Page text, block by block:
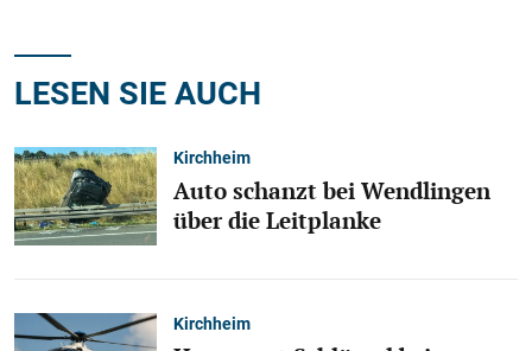
LESEN SIE AUCH
Kirchheim
Auto schanzt bei Wendlingen
über die Leitplanke
Kirchheim